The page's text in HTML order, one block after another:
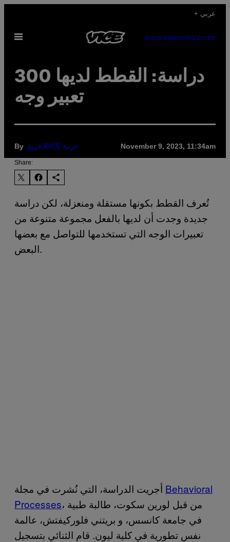
content
+ عربي
Open
SUBSCRIBENEWSLETTER
دراسة: القطط لديها 300
تعبير وجه
By فريق VICE عربية November 9, 2023, 11:34am
Share:
تُعرف القطط بكونها مستقلة ومنعزلة، لكن دراسة
جديدة وجدت أن لديها بالفعل مجموعة متنوعة من
تعبيرات الوجه التي تستخدمها للتواصل مع بعضها
البعض.
Behavioral
Processes، من قبل لورين سكوت، طالبة طبية
في جامعة كانسس، و بريتني فلوركيفتش، عالمة
نفس تطورية في كلية ليون. قام الثنائي بتسجيل